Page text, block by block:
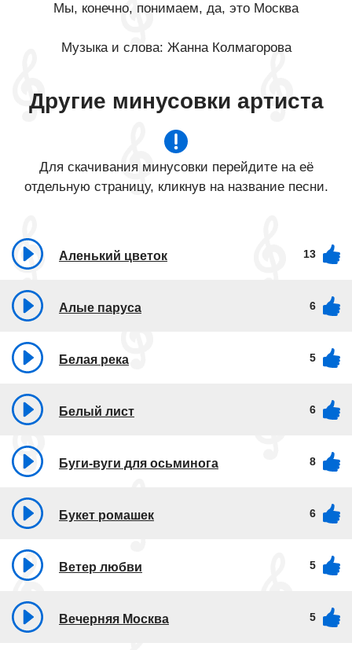
Мы, конечно, понимаем, да, это Москва
Музыка и слова: Жанна Колмагорова
Другие минусовки артиста
Для скачивания минусовки перейдите на её
отдельную страницу, кликнув на название песни.
Аленький цветок 13
Алые паруса 6
Белая река 5
Белый лист 6
Буги-вуги для осьминога 8
Букет ромашек 6
Ветер любви 5
Вечерняя Москва 5